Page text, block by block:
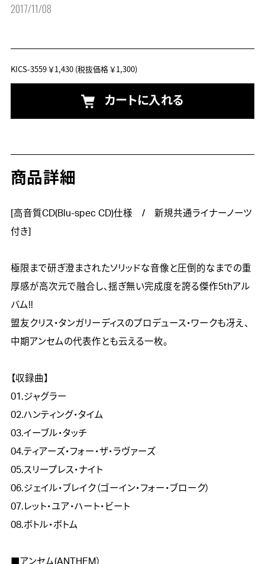
2017/11/08
KICS-3559￥1,430(税抜価格 ￥1,300)
カートに入れる
商品詳細
[高音質CD(Blu-spec CD)仕様　/　新規共通ライナーノーツ
付き]
極限まで研ぎ澄まされたソリッドな音像と圧倒的なまでの重
厚感が高次元で融合し、揺ぎ無い完成度を誇る傑作5thアル
バム!!
盟友クリス・タンガリーディスのプロデュース・ワークも冴え、
中期アンセムの代表作とも云える一枚。
【収録曲】
01.ジャグラー
02.ハンティング・タイム
03.イーブル・タッチ
04.ティアーズ・フォー・ザ・ラヴァーズ
05.スリープレス・ナイト
06.ジェイル・ブレイク（ゴーイン・フォー・ブローク）
07.レット・ユア・ハート・ビート
08.ボトル・ボトム
■アンセム(ANTHEM）